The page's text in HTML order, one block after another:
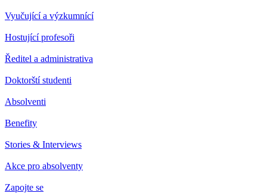
Vyučující a výzkumnící
Hostující profesoři
Ředitel a administrativa
Doktorští studenti
Absolventi
Benefity
Stories & Interviews
Akce pro absolventy
Zapojte se